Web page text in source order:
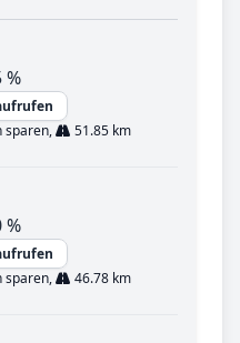
%
sparen,
51.85 km
%
sparen,
46.78 km